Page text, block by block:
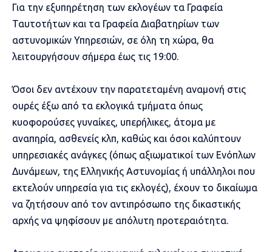
Για την εξυπηρέτηση των εκλογέων τα Γραφεία
Ταυτοτήτων και τα Γραφεία Διαβατηρίων των
αστυνομικών Υπηρεσιών, σε όλη τη χώρα, θα
λειτουργήσουν σήμερα έως τις 19:00.
Όσοι δεν αντέχουν την παρατεταμένη αναμονή στις
ουρές έξω από τα εκλογικά τμήματα όπως
κυοφορούσες γυναίκες, υπερήλικες, άτομα με
αναπηρία, ασθενείς κλπ, καθώς και όσοι καλύπτουν
υπηρεσιακές ανάγκες (όπως αξιωματικοί των Ενόπλων
Δυνάμεων, της Ελληνικής Αστυνομίας ή υπάλληλοι που
εκτελούν υπηρεσία για τις εκλογές), έχουν το δικαίωμα
να ζητήσουν από τον αντιπρόσωπο της δικαστικής
αρχής να ψηφίσουν με απόλυτη προτεραιότητα.